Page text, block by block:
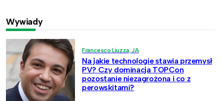
Wywiady
Francesco Liuzza, JA
Na jakie technologie stawia przemysł
PV? Czy dominacja TOPCon
pozostanie niezagrożona i co z
perowskitami?